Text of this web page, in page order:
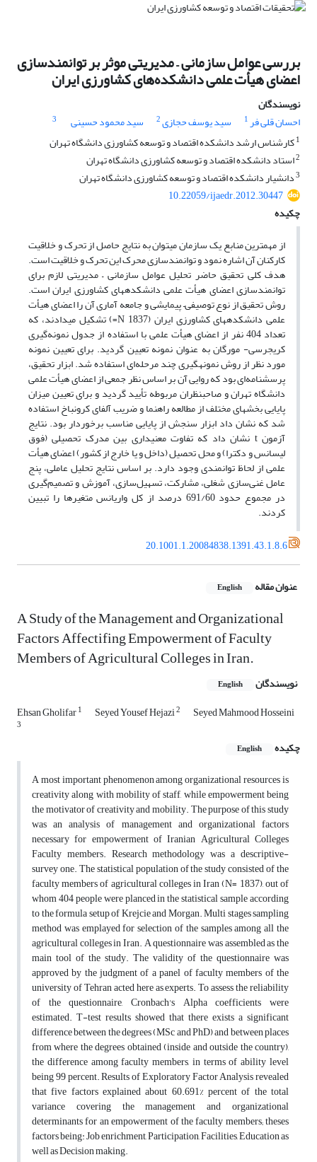
بررسی عوامل سازمانی – مدیریتی موثر بر توانمندسازی
اعضای هیأت علمی دانشکده‌های کشاورزی ایران
نویسندگان
احسان قلی فر1 سید یوسف حجازی2 سید محمود حسینی
3
1کارشناس ارشد دانشکده اقتصاد و توسعه کشاورزی دانشگاه تهران
2استاد دانشکده اقتصاد و توسعه کشاورزی دانشگاه تهران
3دانشیار دانشکده اقتصاد و توسعه کشاورزی دانشگاه تهران
10.22059/ijaedr.2012.30447
چکیده
از مهمترین منابع یک سازمان میتوان به نتایج حاصل از تحرک و خلاقیت
کارکنان آن اشاره نمود و توانمندسازی محرک این تحرک و خلاقیت است.
هدف کلی تحقیق حاضر تحلیل عوامل سازمانی – مدیریتی لازم برای
توانمندسازی اعضای هیأت علمی دانشکدههای کشاورزی ایران است.
روش تحقیق از نوع توصیفی– پیمایشی و جامعه آماری آن را اعضای هیأت
علمی دانشکدههای کشاورزی ایران (1837 N=) تشکیل میدادند، که
تعداد 404 نفر از اعضای هیأت علمی با استفاده از جدول نمونه‌گیری
کریجرسی- مورگان به عنوان نمونه تعیین گردید. برای تعیین نمونه
مورد نظر از روش نمونهگیری چند مرحله‌ای استفاده شد. ابزار تحقیق،
پرسشنامه‌ای بود که روایی آن بر اساس نظر جمعی از اعضای هیأت علمی
دانشگاه تهران و صاحبنظران مربوطه تأیید گردید و برای تعیین میزان
پایایی بخشهای مختلف از مطالعه راهنما و ضریب آلفای کرونباخ استفاده
شد که نشان داد ابزار سنجش از پایایی مناسب برخوردار بود. نتایج
آزمون t نشان داد که تفاوت معنیداری بین مدرک تحصیلی (فوق
لیسانس و دکترا) و محل تحصیل (داخل و یا خارج از کشور) اعضای هیأت
علمی از لحاظ توانمندی وجود دارد. بر اساس نتایج تحلیل عاملی، پنج
عامل غنی‌سازی شغلی، مشارکت، تسهیل‌سازی، آموزش و تصمیم‌گیری
در مجموع حدود 691/60 درصد از کل واریانس متغیرها را تبیین
کردند.
20.1001.1.20084838.1391.43.1.8.6
عنوان مقاله English
A Study of the Management and Organizational
Factors Affectifing Empowerment of Faculty
Members of Agricultural Colleges in Iran.
نویسندگان English
Ehsan Gholifar1 Seyed Yousef Hejazi2 Seyed Mahmood Hosseini
3
چکیده English
A most important phenomenon among organizational resources is
creativity along with mobility of staff, while empowerment being
the motivator of creativity and mobility. The purpose of this study
was an analysis of management and organizational factors
necessary for empowerment of Iranian Agricultural Colleges
Faculty members. Research methodology was a descriptive-
survey one. The statistical population of the study consisted of the
faculty members of agricultural colleges in Iran (N= 1837), out of
whom 404 people were planced in the statistical sample according
to the formula setup of Krejcie and Morgan. Multi stages sampling
method was emplayed for selection of the samples among all the
agricultural colleges in Iran. A questionnaire was assembled as the
main tool of the study. The validity of the questionnaire was
approved by the judgment of a panel of faculty members of the
university of Tehran acted here as experts. To assess the reliability
of the questionnaire, Cronbach's Alpha coefficients were
estimated. T-test results showed that there exists a significant
difference between the degrees (MSc and PhD) and between places
from where the degrees obtained (inside and outside the country),
the difference among faculty members, in terms of ability level
being 99 percent. Results of Exploratory Factor Analysis revealed
that five factors explained about 60.691% percent of the total
variance covering the management and organizational
determinants for an empowerment of the faculty members; theses
factors being: Job enrichment, Participation, Facilities, Education as
well as Decision making.